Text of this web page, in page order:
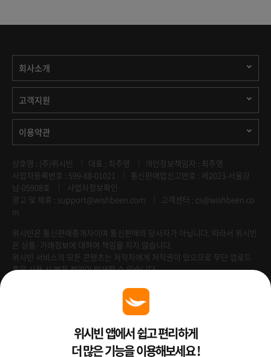
회사소개
고객지원
이용약관
상호명 : (주)위시빈 대표 : 최주영
개인정보책임자 : 최주영
사업자등록번호 : 599-88-01021
통신판매업신고번호 : 제2023-서울강
남-05908호
사업자정보확인
광고 및 제휴 : support@wishbeen.com
고객센터 : cs@wishbeen.co
m
위시빈은 통신판매중개자이며 통신판매의 당사자가 아닙니다. 따라서 위시빈
은 상품·거래정보에 대하여 책임을 지지 않습니다.
위시빈 서비스의 모든 콘텐츠는 저작자에게 저작권이 있으므로 무단 업로드
혹은 사용 시 법적 책임이 발생할 수 있습니다.
Venture Enterprise위시빈 앱에서 쉽고 편리하게
더 많은 기능을 이용해보세요 !